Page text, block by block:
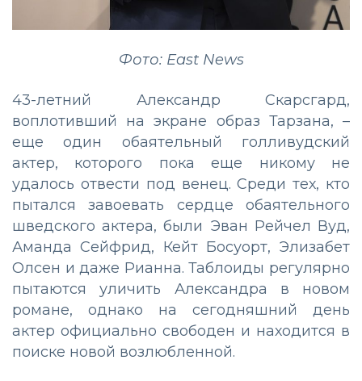
Фото: East News
43-летний Александр Скарсгард,
воплотивший на экране образ Тарзана, –
еще один обаятельный голливудский
актер, которого пока еще никому не
удалось отвести под венец. Среди тех, кто
пытался завоевать сердце обаятельного
шведского актера, были Эван Рейчел Вуд,
Аманда Сейфрид, Кейт Босуорт, Элизабет
Олсен и даже Рианна. Таблоиды регулярно
пытаются уличить Александра в новом
романе, однако на сегодняшний день
актер официально свободен и находится в
поиске новой возлюбленной.